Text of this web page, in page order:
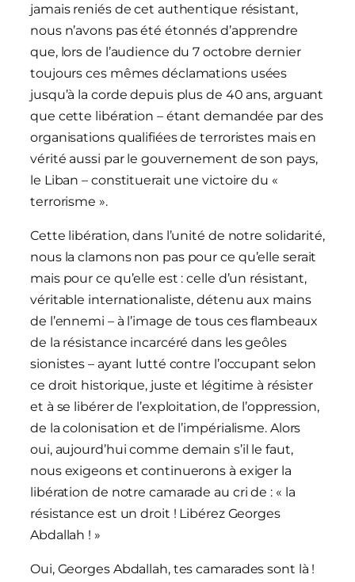
jamais reniés de cet authentique résistant,
nous n’avons pas été étonnés d’apprendre
que, lors de l’audience du 7 octobre dernier
toujours ces mêmes déclamations usées
jusqu’à la corde depuis plus de 40 ans, arguant
que cette libération – étant demandée par des
organisations qualifiées de terroristes mais en
vérité aussi par le gouvernement de son pays,
le Liban – constituerait une victoire du «
terrorisme ».
Cette libération, dans l’unité de notre solidarité,
nous la clamons non pas pour ce qu’elle serait
mais pour ce qu’elle est : celle d’un résistant,
véritable internationaliste, détenu aux mains
de l’ennemi – à l’image de tous ces flambeaux
de la résistance incarcéré dans les geôles
sionistes – ayant lutté contre l’occupant selon
ce droit historique, juste et légitime à résister
et à se libérer de l’exploitation, de l’oppression,
de la colonisation et de l’impérialisme. Alors
oui, aujourd’hui comme demain s’il le faut,
nous exigeons et continuerons à exiger la
libération de notre camarade au cri de : « la
résistance est un droit ! Libérez Georges
Abdallah ! »
Oui, Georges Abdallah, tes camarades sont là !